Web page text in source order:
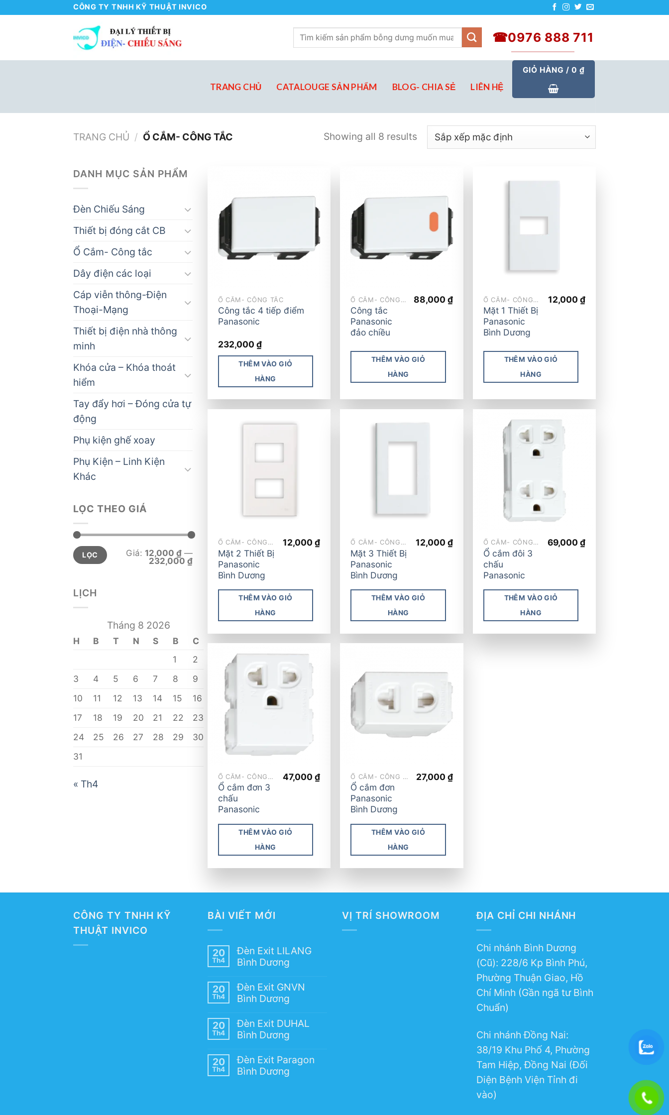
CÔNG TY TNHH KỸ THUẬT INVICO
Tìm
☎0976 888 711
TRANG CHỦ CATALOUGE SẢN PHẨM BLOG- CHIA SẺ LIÊN HỆ
GIỎ HÀNG / 0 ₫
TRANG CHỦ / Ổ CẮM- CÔNG TẮC Showing all 8 results
DANH MỤC SẢN PHẨM
Đèn Chiếu Sáng
Thiết bị đóng cắt CB
Ổ Cắm- Công tắc
Dây điện các loại
Cáp viễn thông-Điện
Thoại-Mạng
Thiết bị điện nhà thông
minh
Khóa cửa – Khóa thoát
hiểm
Tay đẩy hơi – Đóng cửa tự
động
Phụ kiện ghế xoay
Phụ Kiện – Linh Kiện
Khác
LỌC THEO GIÁ
Giá
tối
thiểu
Giá
tối
đa
LỌC Giá: 12,000 ₫ —
232,000 ₫
LỊCH
Tháng 8 2026
H B T N S B
C
1
2
3
4 5 6 7 8
9
10
11 12 13 14 15
16
17
18 19 20 21 22
23
24
25 26 27 28 29
30
31
« Th4
Add to
Ổ CẮM- CÔNG TẮC
Công tắc 4 tiếp điểm
Panasonic
232,000 ₫
THÊM VÀO GIỎ
HÀNG
Add to
Ổ CẮM- CÔNG TẮC
Công tắc
Panasonic
đảo chiều
88,000 ₫
THÊM VÀO GIỎ
HÀNG
Ổ CẮM- CÔNG TẮC
Mặt 1 Thiết Bị
Panasonic
Bình Dương
12,000₫
THÊM VÀO GIỎ
HÀNG
Ổ CẮM- CÔNG TẮC
Mặt 2 Thiết Bị
Panasonic
Bình Dương
12,000 ₫
THÊM VÀO GIỎ
HÀNG
Ổ CẮM- CÔNG TẮC
Mặt 3 Thiết Bị
Panasonic
Bình Dương
12,000 ₫
THÊM VÀO GIỎ
HÀNG
Ổ CẮM- CÔNG TẮC
Ổ cắm đôi 3
chấu
Panasonic
69,000₫
THÊM VÀO GIỎ
HÀNG
Ổ CẮM- CÔNG TẮC
Ổ cắm đơn 3
chấu
Panasonic
47,000 ₫
THÊM VÀO GIỎ
HÀNG
Add to
wishlist
Ổ CẮM- CÔNG TẮC
Ổ cắm đơn
Panasonic
Bình Dương
27,000 ₫
THÊM VÀO GIỎ
HÀNG
CÔNG TY TNHH KỸ
THUẬT INVICO
BÀI VIẾT MỚI
20
Th4
Đèn Exit LILANG
Bình Dương
20
Th4
Đèn Exit GNVN
Bình Dương
20
Th4
Đèn Exit DUHAL
Bình Dương
20
Th4
Đèn Exit Paragon
Bình Dương
VỊ TRÍ SHOWROOM ĐỊA CHỈ CHI NHÁNH
Chi nhánh Bình Dương
(Cũ): 228/6 Kp Bình Phú,
Phường Thuận Giao, Hồ
Chí Minh (Gần ngã tư Bình
Chuẩn)
Chi nhánh Đồng Nai:
38/19 Khu Phố 4, Phường
Tam Hiệp, Đồng Nai (Đối
Diện Bệnh Viện Tỉnh đi
vào)